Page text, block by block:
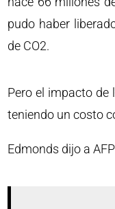
pudo haber
de CO2.
Pero el impacto de
teniendo un costo
Edmonds dijo a